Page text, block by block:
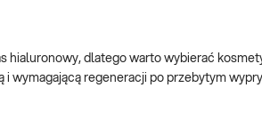
hialuronowy, dlatego warto wybierać
i wymagającą regeneracji po przebytym